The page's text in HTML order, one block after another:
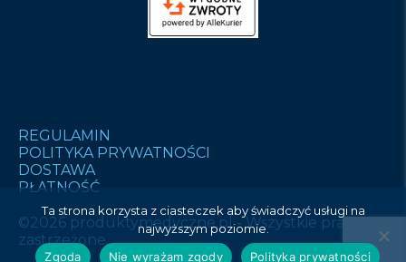
REGULAMIN
POLITYKA PRYWATNOŚCI
DOSTAWA
PŁATNOŚĆ
©2026 produktymedyczne.pl - Wszystkie prawa
zastrzeżone.
Ta strona korzysta z ciasteczek aby świadczyć usługi na
najwyższym poziomie.
Zgoda
Nie wyrażam zgody Polityka prywatności